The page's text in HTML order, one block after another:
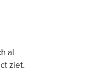
al
ziet.